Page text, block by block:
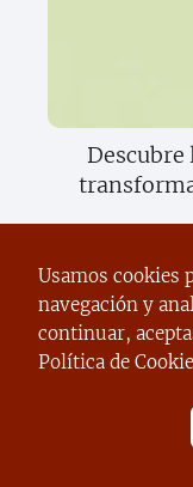
Descubre
Usamos cookies
navegación y
continuar,
Política de